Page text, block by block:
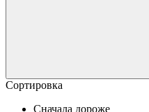
Сортировка
Сначала дороже